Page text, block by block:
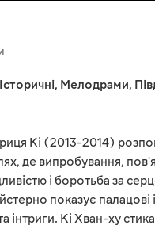
Історичні, Мелодрами,
Кі (2013-2014)
де випробування,
і боротьба за
показує палацові
інтриги. Кі Хван-ху